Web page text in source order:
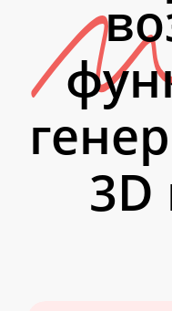
3D